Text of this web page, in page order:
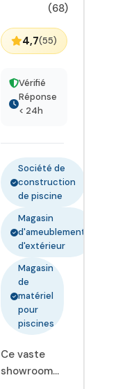
(68)
4,7(55)
Vérifié
Réponse
< 24h
Société de
construction
de piscine
Magasin
d'ameublement
d'extérieur
Magasin
de
matériel
pour
piscines
Ce vaste
showroom